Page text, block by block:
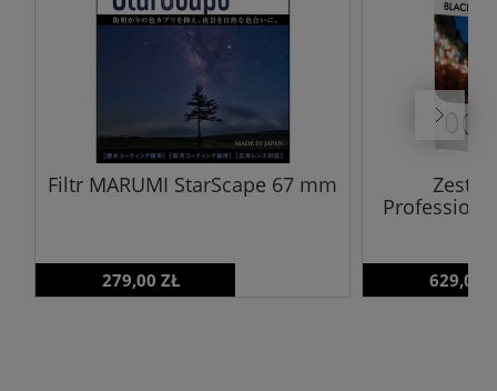
Filtr MARUMI StarScape 67 mm
279,00 ZŁ 629,00